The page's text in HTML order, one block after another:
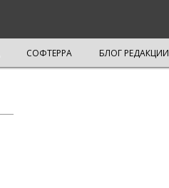
СОФТЕРРА БЛОГ РЕДАКЦИИ